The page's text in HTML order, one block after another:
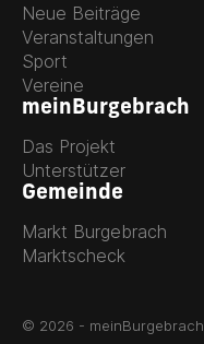
Neue Beiträge
Veranstaltungen
Sport
Vereine
meinBurgebrach
Das Projekt
Unterstützer
Gemeinde
Markt Burgebrach
Marktscheck
© 2026 - meinBurgebrach